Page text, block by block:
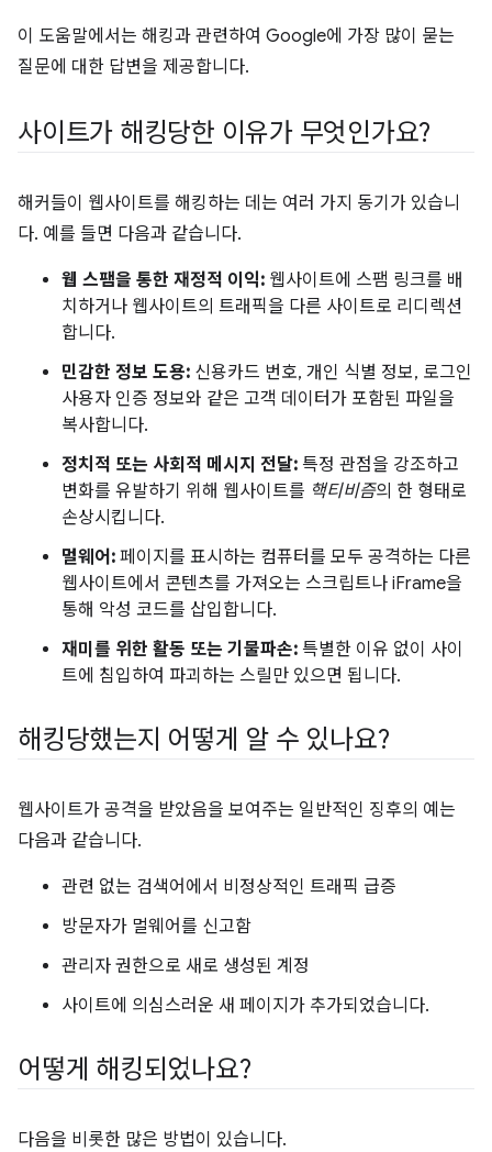
이 도움말에서는 해킹과 관련하여 Google에 가장 많이 묻는
질문에 대한 답변을 제공합니다.
사이트가 해킹당한 이유가 무엇인가요?
해커들이 웹사이트를 해킹하는 데는 여러 가지 동기가 있습니
다. 예를 들면 다음과 같습니다.
웹 스팸을 통한 재정적 이익: 웹사이트에 스팸 링크를 배
치하거나 웹사이트의 트래픽을 다른 사이트로 리디렉션
합니다.
민감한 정보 도용: 신용카드 번호, 개인 식별 정보, 로그인
사용자 인증 정보와 같은 고객 데이터가 포함된 파일을
복사합니다.
정치적 또는 사회적 메시지 전달: 특정 관점을 강조하고
변화를 유발하기 위해 웹사이트를 핵티비즘의 한 형태로
손상시킵니다.
멀웨어: 페이지를 표시하는 컴퓨터를 모두 공격하는 다른
웹사이트에서 콘텐츠를 가져오는 스크립트나 iFrame을
통해 악성 코드를 삽입합니다.
재미를 위한 활동 또는 기물파손: 특별한 이유 없이 사이
트에 침입하여 파괴하는 스릴만 있으면 됩니다.
해킹당했는지 어떻게 알 수 있나요?
웹사이트가 공격을 받았음을 보여주는 일반적인 징후의 예는
다음과 같습니다.
관련 없는 검색어에서 비정상적인 트래픽 급증
방문자가 멀웨어를 신고함
관리자 권한으로 새로 생성된 계정
사이트에 의심스러운 새 페이지가 추가되었습니다.
어떻게 해킹되었나요?
다음을 비롯한 많은 방법이 있습니다.